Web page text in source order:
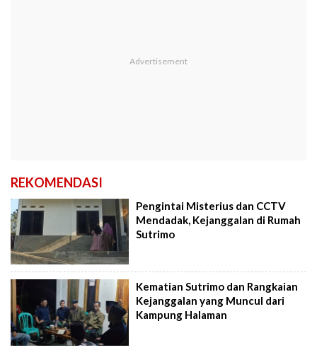
REKOMENDASI
Pengintai Misterius dan CCTV
Mendadak, Kejanggalan di Rumah
Sutrimo
Kematian Sutrimo dan Rangkaian
Kejanggalan yang Muncul dari
Kampung Halaman